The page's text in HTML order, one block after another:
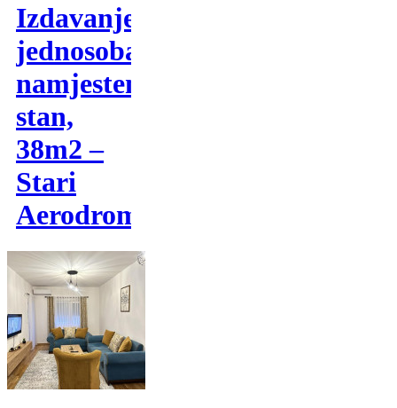
Izdavanje,
jednosoban
namjesten
stan,
38m2 –
Stari
Aerodrom